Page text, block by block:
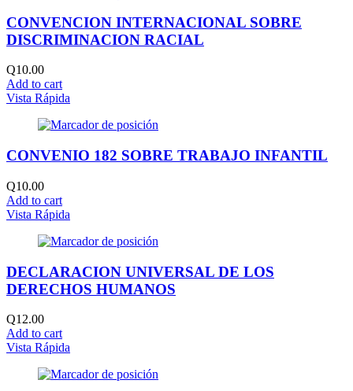
CONVENCION INTERNACIONAL SOBRE
DISCRIMINACION RACIAL
Q10.00
Add to cart
Vista Rápida
CONVENIO 182 SOBRE TRABAJO INFANTIL
Q10.00
Add to cart
Vista Rápida
DECLARACION UNIVERSAL DE LOS
DERECHOS HUMANOS
Q12.00
Add to cart
Vista Rápida